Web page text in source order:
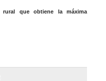
que obtiene la máxima